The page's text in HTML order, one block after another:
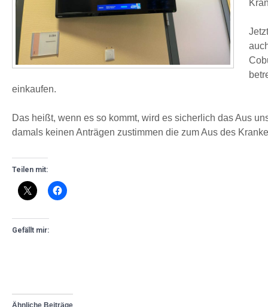
einkaufen.
Das heißt, wenn es so kommt, wird es sicherlich das Aus
damals keinen Anträgen zustimmen die zum Aus des
Teilen mit:
Gefällt mir:
Ähnliche Beiträge